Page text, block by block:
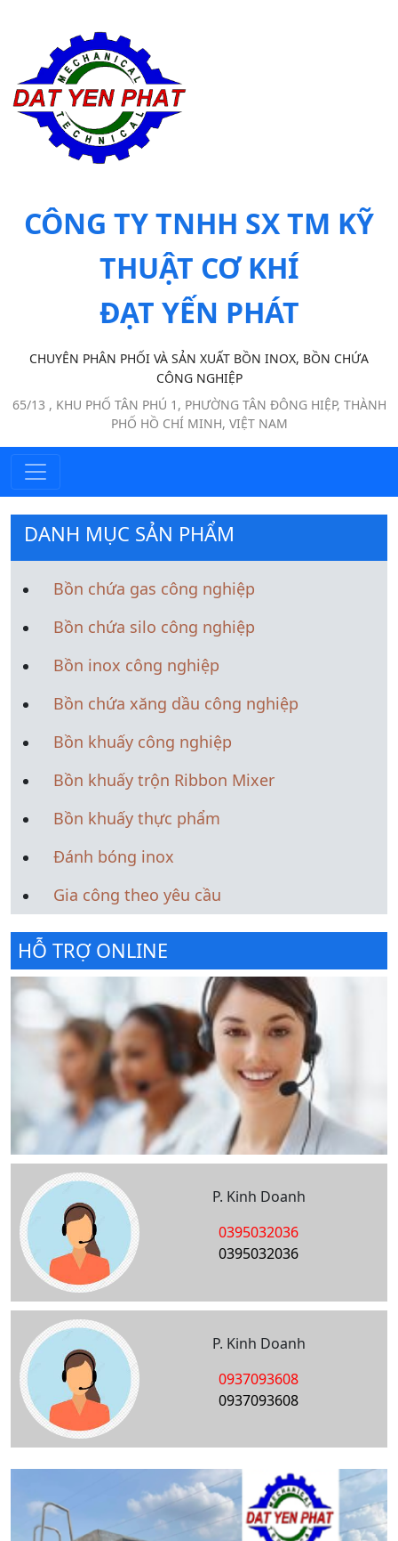
CÔNG TY TNHH SX TM KỸ
THUẬT CƠ KHÍ
ĐẠT YẾN PHÁT
CHUYÊN PHÂN PHỐI VÀ SẢN XUẤT BỒN INOX, BỒN CHỨA
CÔNG NGHIỆP
65/13 , KHU PHỐ TÂN PHÚ 1, PHƯỜNG TÂN ĐÔNG HIỆP, THÀNH
PHỐ HỒ CHÍ MINH, VIỆT NAM
DANH MỤC SẢN PHẨM
Bồn chứa gas công nghiệp
Bồn chứa silo công nghiệp
Bồn inox công nghiệp
Bồn chứa xăng dầu công nghiệp
Bồn khuấy công nghiệp
Bồn khuấy trộn Ribbon Mixer
Bồn khuấy thực phẩm
Đánh bóng inox
Gia công theo yêu cầu
HỖ TRỢ ONLINE
P. Kinh Doanh
0395032036
0395032036
P. Kinh Doanh
0937093608
0937093608